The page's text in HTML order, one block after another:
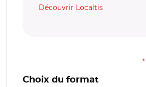
Découvrir Localtis
*
Choix du format